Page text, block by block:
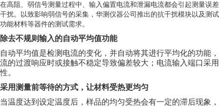
在高阻、弱信号测量过程中、输入偏置电流和泄漏电流都会引起测量误
干扰。以致影响弱信号的采集，华测仪器公司推出的抗干扰模块以及测
功能材料等器件的测试需求。
除去不规则输入的自动平均值功能
自动平均值是检测电流的变化，并自动将其进行平均化的功能
流的过渡响应时或接触不稳定导致偏差较大；电流输入端口采
性。
采用测量前等待的方式，让材料受热更均匀
当温度达到设定温度后，样品的均匀受热会有一定的滞后现象